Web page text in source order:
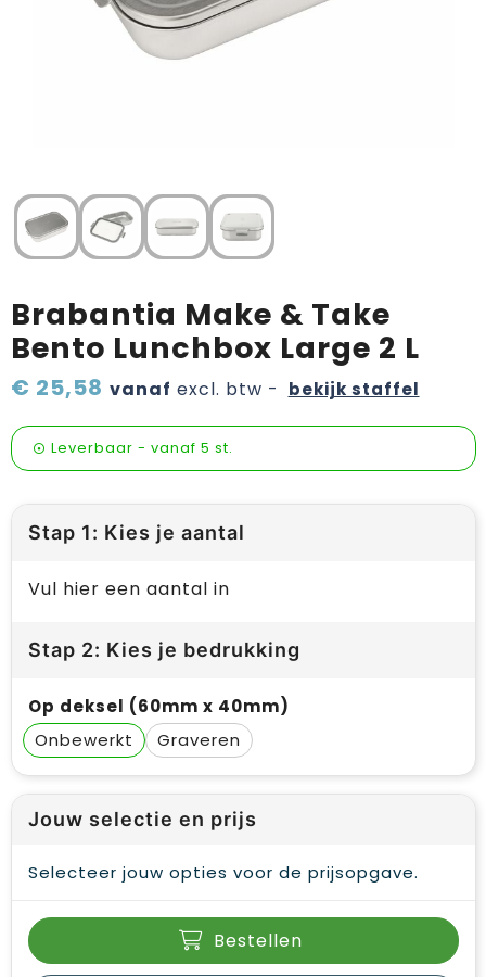
Verzorging & welness
Wijn, bier en proeverij
Zomerpakketten
Brabantia Make & Take
Bento Lunchbox Large 2 L
€ 25,58 vanaf excl. btw - bekijk staffel
Leverbaar - vanaf 5 st.
Stap 1: Kies je aantal
Vul hier een aantal in
Stap 2: Kies je bedrukking
Op deksel (60mm x 40mm)
Onbewerkt
Graveren
Jouw selectie en prijs
Selecteer jouw opties voor de prijsopgave.
Bestellen